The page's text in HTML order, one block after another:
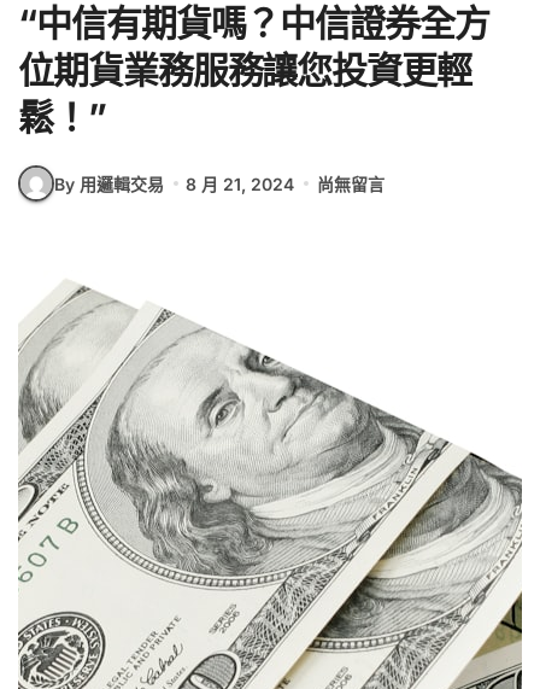
“中信有期貨嗎？中信證券全方
位期貨業務服務讓您投資更輕
鬆！”
By 用邏輯交易 8 月 21, 2024 尚無留言